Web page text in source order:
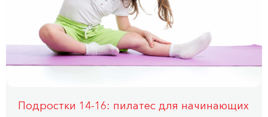
Подростки 14-16: пилатес для начинающих